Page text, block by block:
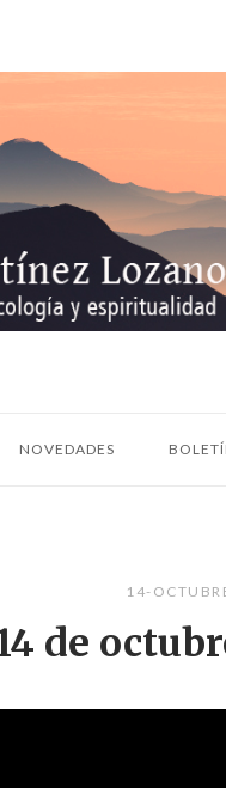
NOVEDADES
14-
de